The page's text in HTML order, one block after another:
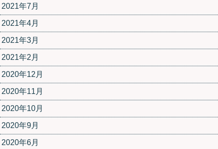
2021年7月
2021年4月
2021年3月
2021年2月
2020年12月
2020年11月
2020年10月
2020年9月
2020年6月